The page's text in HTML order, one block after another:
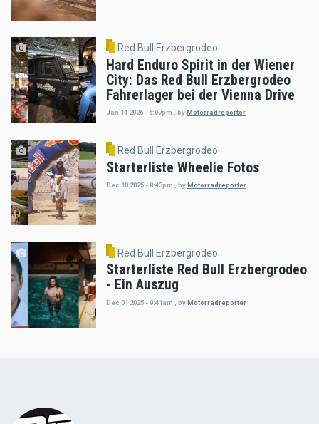
Red Bull Erzbergrodeo
Hard Enduro Spirit in der Wiener
City: Das Red Bull Erzbergrodeo
Fahrerlager bei der Vienna Drive
Jan 14 2026 - 6:07pm byMotorradreporter
Red Bull Erzbergrodeo
Starterliste Wheelie Fotos
Dec 10 2025 - 8:43pm byMotorradreporter
Red Bull Erzbergrodeo
Starterliste Red Bull Erzbergrodeo
- Ein Auszug
Dec 01 2025 - 9:41am byMotorradreporter